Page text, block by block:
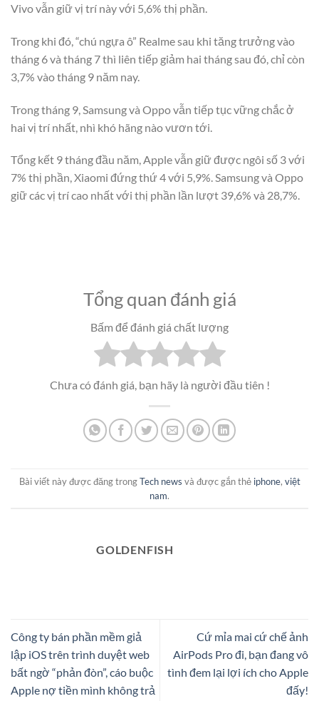
Vivo vẫn giữ vị trí này với 5,6% thị phần.
Trong khi đó, “chú ngựa ô” Realme sau khi tăng trưởng vào
tháng 6 và tháng 7 thì liên tiếp giảm hai tháng sau đó, chỉ còn
3,7% vào tháng 9 năm nay.
Trong tháng 9, Samsung và Oppo vẫn tiếp tục vững chắc ở
hai vị trí nhất, nhì khó hãng nào vươn tới.
Tổng kết 9 tháng đầu năm, Apple vẫn giữ được ngôi số 3 với
7% thị phần, Xiaomi đứng thứ 4 với 5,9%. Samsung và Oppo
giữ các vị trí cao nhất với thị phần lần lượt 39,6% và 28,7%.
Tổng quan đánh giá
Bấm để đánh giá chất lượng
Chưa có đánh giá, bạn hãy là người đầu tiên !
Bài viết này được đăng trongTech news và được gắn thẻ iphone, việt
nam.
GOLDENFISH
Công ty bán phần mềm giả
lập iOS trên trình duyệt web
bất ngờ “phản đòn”, cáo buộc
Apple nợ tiền mình không trả
Cứ mỉa mai cứ chế ảnh
AirPods Pro đi, bạn đang vô
tình đem lại lợi ích cho Apple
đấy!